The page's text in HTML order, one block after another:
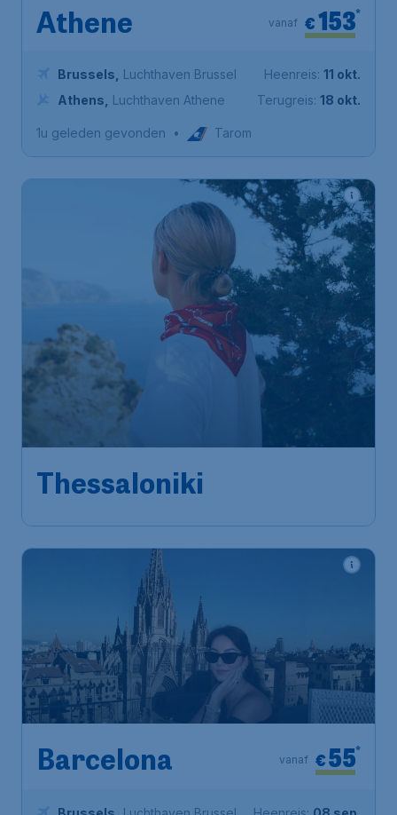
Athene €153*
vanaf
Brussels
Luchthaven Brussel
Athens
Luchthaven Athene
Heenreis: 11 okt.
Terugreis: 18 okt.
1u geleden gevonden • Tarom
Thessaloniki
Barcelona €55*
vanaf